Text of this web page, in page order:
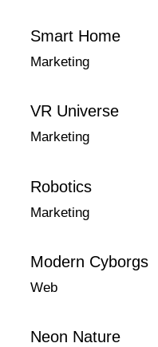
Smart Home
Marketing
VR Universe
Marketing
Robotics
Marketing
Modern Cyborgs
Web
Neon Nature